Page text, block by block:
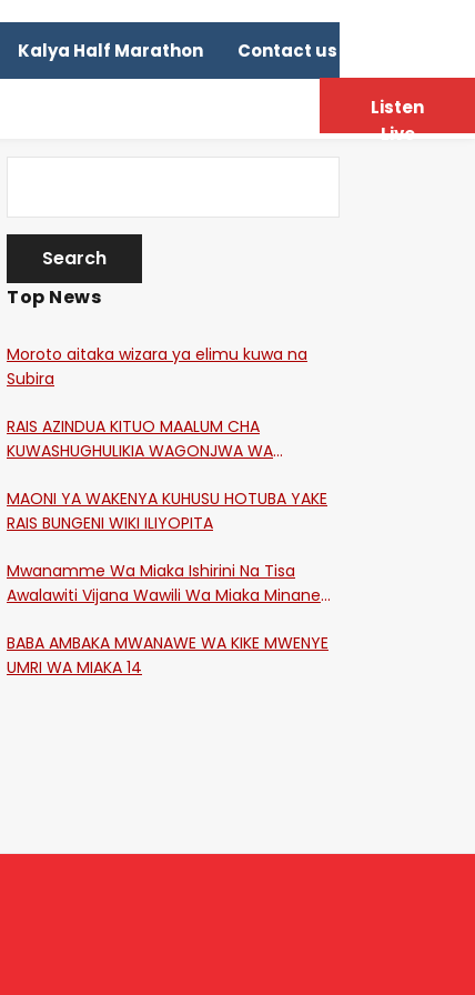
Kalya Half Marathon Contact us
Top News
Moroto aitaka wizara ya elimu kuwa na
Subira
RAIS AZINDUA KITUO MAALUM CHA
KUWASHUGHULIKIA WAGONJWA WA
MAONI YA WAKENYA KUHUSU HOTUBA YAKE
RAIS BUNGENI WIKI ILIYOPITA
Mwanamme Wa Miaka Ishirini Na Tisa
Awalawiti Vijana Wawili Wa Miaka Minane
Shikangania, Kakamega
BABA AMBAKA MWANAWE WA KIKE MWENYE
UMRI WA MIAKA 14
Listen
Live